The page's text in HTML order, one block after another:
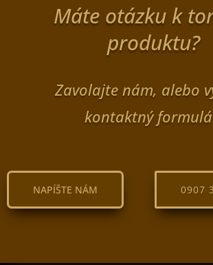
Máte otázku k
produktu?
Zavolajte nám, alebo
kontaktný
NAPÍŠTE NÁM 0907